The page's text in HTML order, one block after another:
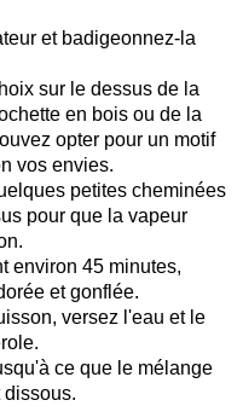
et badigeonnez-la
sur le dessus de la
en bois ou de la
opter pour un motif
vos envies.
petites cheminées
pour que la vapeur
environ 45 minutes,
et gonflée.
versez l'eau et le
ce que le mélange
dissous.